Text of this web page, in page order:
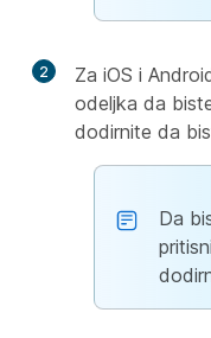
2
Za iOS i
odeljka da
dodirnite da
Da